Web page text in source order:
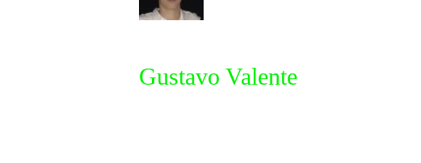
Gustavo Valente